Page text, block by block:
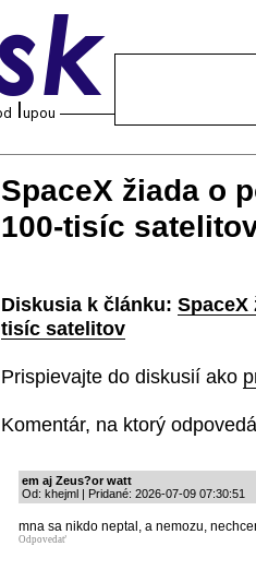
SpaceX žiada o
100-tisíc
Diskusia k článku:
tisíc satelitov
Prispievajte do diskusií ako
Komentár, na ktorý
em aj Zeus?or watt
Od: khejml | Pridané: 2026-07-09 07:30:51
mna sa nikdo neptal, a nemozu,
Odpovedať